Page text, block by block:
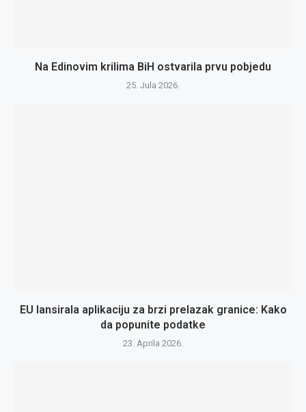
Na Edinovim krilima BiH ostvarila prvu pobjedu
25. Jula 2026.
EU lansirala aplikaciju za brzi prelazak granice: Kako
da popunite podatke
23. Aprila 2026.